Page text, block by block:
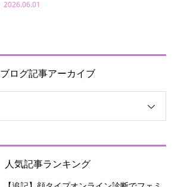
2026.06.01
ブログ記事アーカイブ
人気記事ランキング